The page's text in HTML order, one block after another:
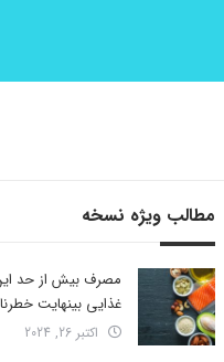
مطالب ویژه نسخه
غذایی بینهایت
اکتبر 26, 2024